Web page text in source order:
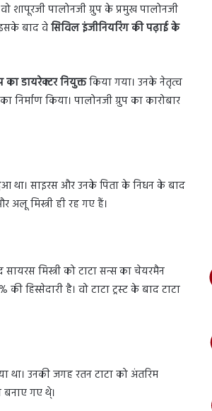
शापूरजी पालोनजी ग्रुप के प्रमुख पालोनजी
बाद वेसिविल इंजीनियरिंग की पढ़ाई के
का डायरेक्टर नियुक्तकिया गया। उनके नेतृत्व
किया। पालोनजी ग्रुप का कारोबार
था। साइरस और उनके पिता के निधन के बाद
अलू मिस्त्री ही रह गए हैं।
मिस्त्री को टाटा सन्स का चेयरमैन
हिस्सेदारी है। वो टाटा ट्रस्ट के बाद टाटा
था। उनकी जगह रतन टाटा को अंतरिम
गए थे्।